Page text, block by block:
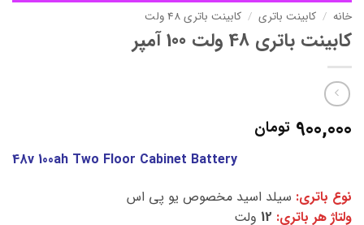
خانه / کابینت باتری / کابینت باتری 48 ولت
کابینت باتری 48 ولت 100 آمپر
900,000 تومان
48v 100ah Two Floor Cabinet Battery
نوع باتری: سیلد اسید مخصوص یو پی اس
ولتاژ هر باتری: 12 ولت